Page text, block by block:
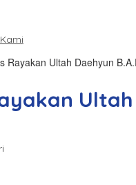
Rayakan Ultah Daehyun